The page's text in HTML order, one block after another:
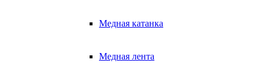
Медная катанка
Медная лента